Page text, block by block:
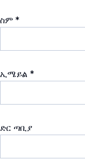
ስም *
ኢሜይል *
ድር ጣቢያ